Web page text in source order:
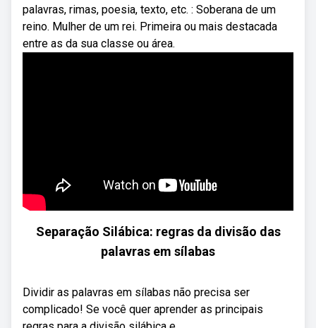
palavras, rimas, poesia, texto, etc. : Soberana de um
reino. Mulher de um rei. Primeira ou mais destacada
entre as da sua classe ou área.
Separação Silábica: regras da divisão das
palavras em sílabas
Dividir as palavras em sílabas não precisa ser
complicado! Se você quer aprender as principais